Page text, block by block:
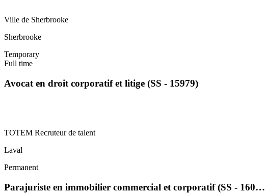
Ville de Sherbrooke
Sherbrooke
Temporary
Full time
Avocat en droit corporatif et litige (SS - 15979)
TOTEM Recruteur de talent
Laval
Permanent
Parajuriste en immobilier commercial et corporatif (SS - 160…